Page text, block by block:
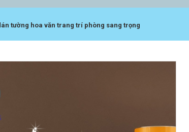
tường hoa văn trang trí phòng sang trọng